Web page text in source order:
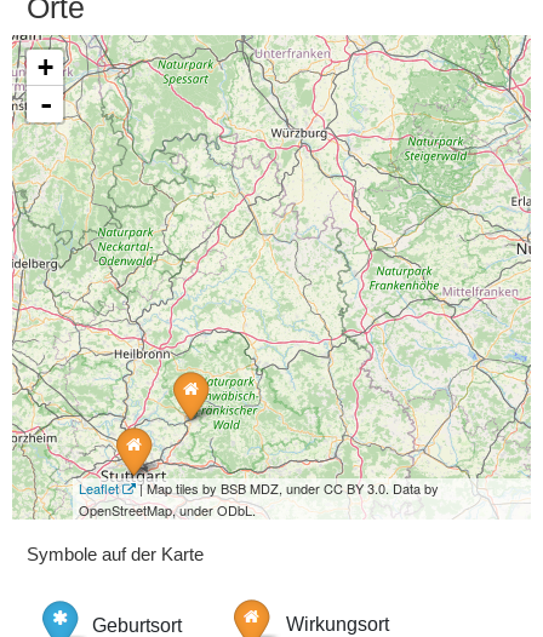
Orte
+
-
Leaflet
| Map tiles by BSB MDZ, under CC BY 3.0. Data by
OpenStreetMap, under ODbL.
Symbole auf der Karte
Geburtsort Wirkungsort